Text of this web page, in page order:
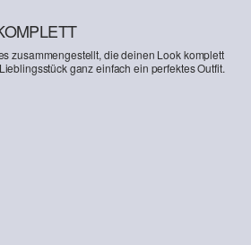
zusammengestellt, die deinen Look komplett
ganz einfach ein perfektes Outfit.